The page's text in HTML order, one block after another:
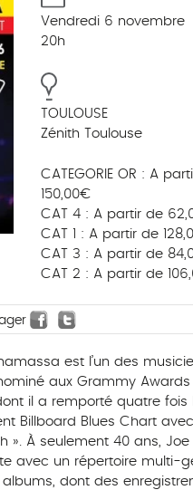
Vendredi 6 novembre
20h
TOULOUSE
Zénith Toulouse
CATEGORIE OR : A
150,00€
CAT 4 : A partir de
CAT 1 : A partir de
CAT 3 : A partir de
CAT 2 : A partir de
est l’un des
aux Grammy Awards
il a remporté quatre fois
Billboard Blues Chart
». À seulement 40 ans, Joe
avec un répertoire multi-
dont des